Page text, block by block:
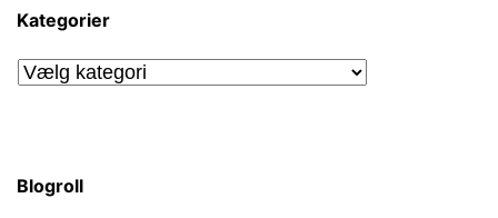
Kategorier
Kategorier
Blogroll